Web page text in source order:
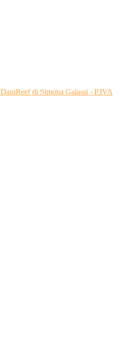
DaniReef di Simona Galassi - P.IVA